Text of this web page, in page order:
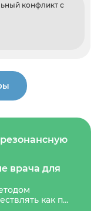
конфликт с
врача для
как по